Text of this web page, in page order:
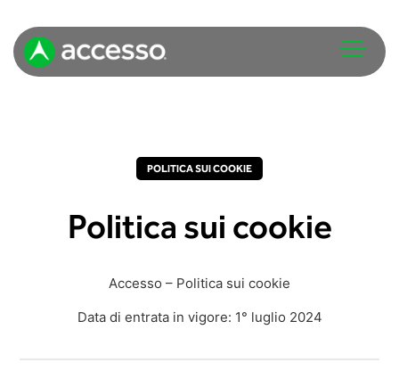
Attrazioni
Zoo e acquari
Tour ed esperienze
Biglietteria
POLITICA SUI COOKIE
Politica sui cookie
Accesso – Politica sui cookie
Data di entrata in vigore: 1° luglio 2024